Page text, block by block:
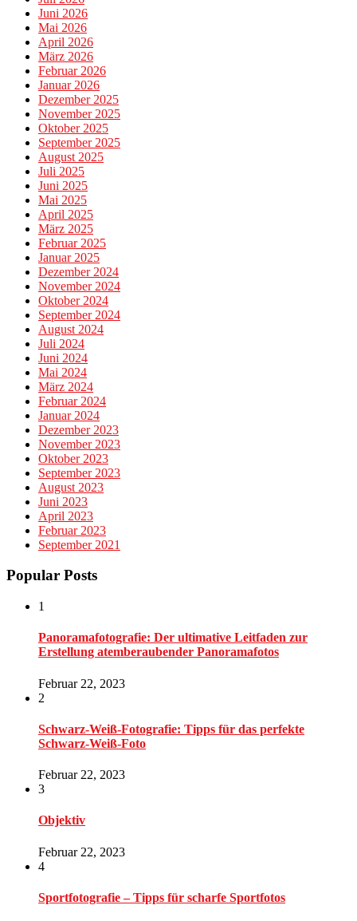
Juni 2026
Mai 2026
April 2026
März 2026
Februar 2026
Januar 2026
Dezember 2025
November 2025
Oktober 2025
September 2025
August 2025
Juli 2025
Juni 2025
Mai 2025
April 2025
März 2025
Februar 2025
Januar 2025
Dezember 2024
November 2024
Oktober 2024
September 2024
August 2024
Juli 2024
Juni 2024
Mai 2024
März 2024
Februar 2024
Januar 2024
Dezember 2023
November 2023
Oktober 2023
September 2023
August 2023
Juni 2023
April 2023
Februar 2023
September 2021
Popular Posts
1
Panoramafotografie: Der ultimative Leitfaden zur
Erstellung atemberaubender Panoramafotos
Februar 22, 2023
2
Schwarz-Weiß-Fotografie: Tipps für das perfekte
Schwarz-Weiß-Foto
Februar 22, 2023
3
Objektiv
Februar 22, 2023
4
Sportfotografie – Tipps für scharfe Sportfotos